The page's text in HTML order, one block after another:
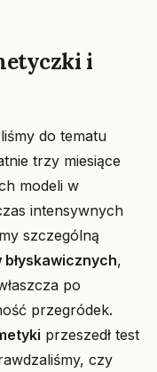
i
do tematu
trzy miesiące
modeli w
intensywnych
szczególną
błyskawicznych,
po
przegródek.
przeszedł test
czy